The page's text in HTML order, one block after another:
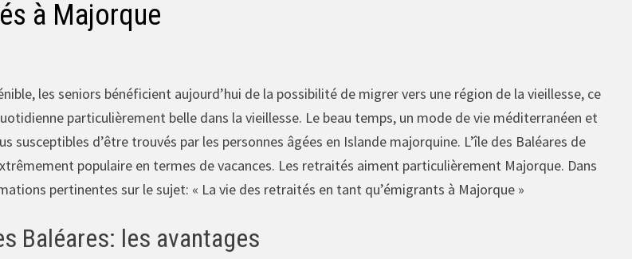
à Majorque
les seniors bénéficient aujourd’hui de la possibilité de migrer vers une région de la vieillesse, ce
particulièrement belle dans la vieillesse. Le beau temps, un mode de vie méditerranéen et
susceptibles d’être trouvés par les personnes âgées en Islande majorquine. L’île des Baléares de
populaire en termes de vacances. Les retraités aiment particulièrement Majorque. Dans
pertinentes sur le sujet: « La vie des retraités en tant qu’émigrants à Majorque »
Baléares: les avantages